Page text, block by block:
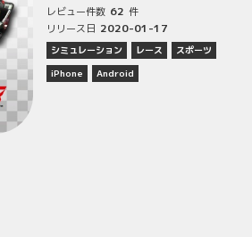
レビュー件数 62 件
リリース日 2020-01-17
シミュレーション レース
スポーツ
iPhone
Android